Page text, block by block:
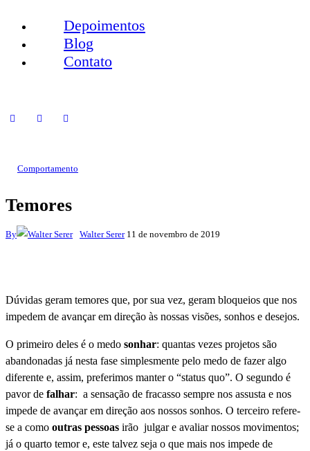
Depoimentos
Blog
Contato
Comportamento
Temores
By Walter Serer 11 de novembro de 2019
Dúvidas geram temores que, por sua vez, geram bloqueios que nos
impedem de avançar em direção às nossas visões, sonhos e desejos.
O primeiro deles é o medo sonhar: quantas vezes projetos são
abandonadas já nesta fase simplesmente pelo medo de fazer algo
diferente e, assim, preferimos manter o “status quo”. O segundo é
pavor de falhar: a sensação de fracasso sempre nos assusta e nos
impede de avançar em direção aos nossos sonhos. O terceiro refere-
se a como outras pessoas irão julgar e avaliar nossos movimentos;
já o quarto temor e, este talvez seja o que mais nos impede de